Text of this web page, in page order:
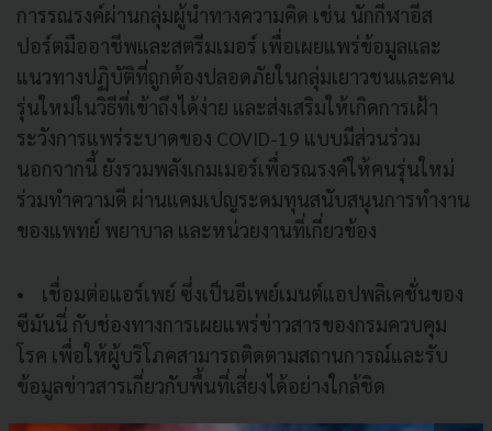
การรณรงค์ผ่านกลุ่มผู้นำทางความคิด เช่น นักกีฬาอีส
ปอร์ตมืออาชีพและสตรีมเมอร์ เพื่อเผยแพร่ข้อมูลและ
แนวทางปฏิบัติที่ถูกต้องปลอดภัยในกลุ่มเยาวชนและคน
รุ่นใหม่ในวิธีที่เข้าถึงได้ง่าย และส่งเสริมให้เกิดการเฝ้า
ระวังการแพร่ระบาดของ COVID-19 แบบมีส่วนร่วม
นอกจากนี้ ยังรวมพลังเกมเมอร์เพื่อรณรงค์ให้คนรุ่นใหม่
ร่วมทำความดี ผ่านแคมเปญระดมทุนสนับสนุนการทำงาน
ของแพทย์ พยาบาล และหน่วยงานที่เกี่ยวข้อง
• เชื่อมต่อแอร์เพย์ ซึ่งเป็นอีเพย์เมนต์แอปพลิเคชั่นของ
ซีมันนี่ กับช่องทางการเผยแพร่ข่าวสารของกรมควบคุม
โรค เพื่อให้ผู้บริโภคสามารถติดตามสถานการณ์และรับ
ข้อมูลข่าวสารเกี่ยวกับพื้นที่เสี่ยงได้อย่างใกล้ชิด